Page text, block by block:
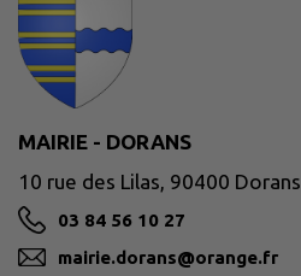
MAIRIE - DORANS
10 rue des Lilas, 90400 Dorans
03 84 56 10 27
mairie.dorans@orange.fr